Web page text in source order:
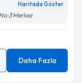
Haritada Göster
Merkez
Daha Fazla